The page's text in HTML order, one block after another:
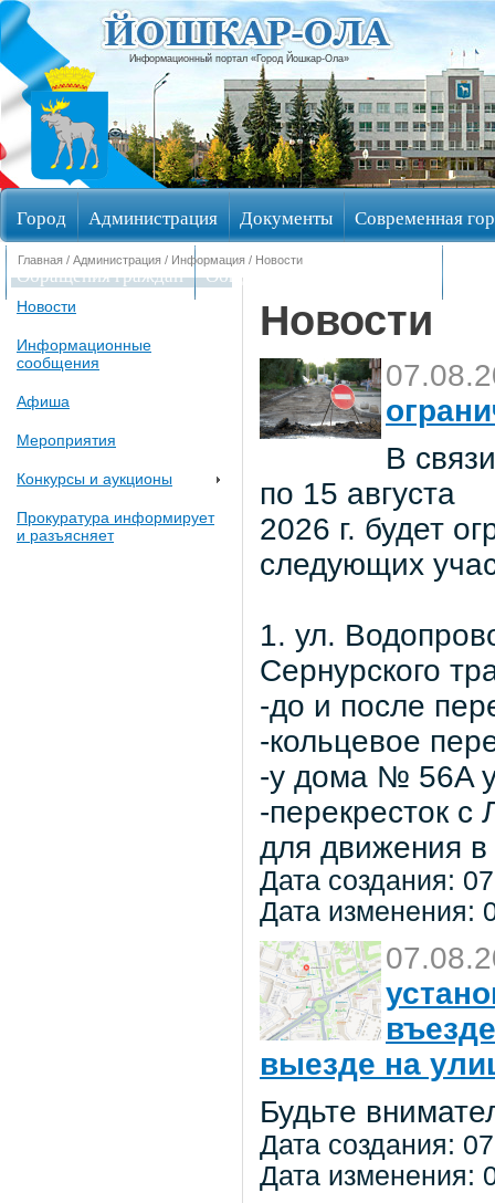
Информационный портал «Город Йошкар-Ола»
Город Администрация Документы Современная
Обращения граждан Общественные обсуждения
Главная / Администрация / Информация / Новости
Новости
Информационные
сообщения
Афиша
Мероприятия
Конкурсы и аукционы
Прокуратура информирует
и разъясняет
Новости
В
по 15 августа
2026 г. будет
следующих
1. ул.
Сернурского
-до и после
-кольцевое
-у дома № 56A
-перекресток с
для движения
Дата создания:
Дата изменения:
выезде на
Будьте
Дата создания:
Дата изменения: